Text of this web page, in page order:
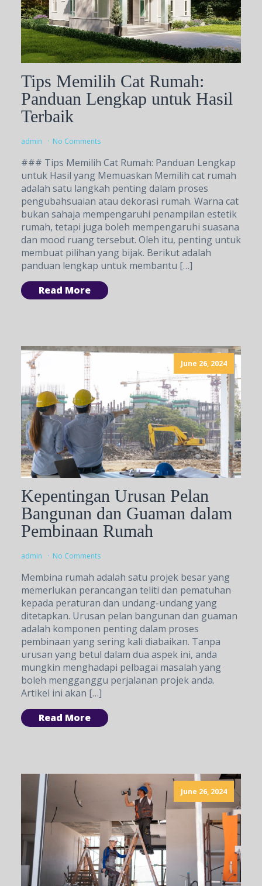
Tips Memilih Cat Rumah:
Panduan Lengkap untuk Hasil
Terbaik
admin No Comments
### Tips Memilih Cat Rumah: Panduan Lengkap
untuk Hasil yang Memuaskan Memilih cat rumah
adalah satu langkah penting dalam proses
pengubahsuaian atau dekorasi rumah. Warna cat
bukan sahaja mempengaruhi penampilan estetik
rumah, tetapi juga boleh mempengaruhi suasana
dan mood ruang tersebut. Oleh itu, penting untuk
membuat pilihan yang bijak. Berikut adalah
panduan lengkap untuk membantu […]
Read More
June 26, 2024
Kepentingan Urusan Pelan
Bangunan dan Guaman dalam
Pembinaan Rumah
admin No Comments
Membina rumah adalah satu projek besar yang
memerlukan perancangan teliti dan pematuhan
kepada peraturan dan undang-undang yang
ditetapkan. Urusan pelan bangunan dan guaman
adalah komponen penting dalam proses
pembinaan yang sering kali diabaikan. Tanpa
urusan yang betul dalam dua aspek ini, anda
mungkin menghadapi pelbagai masalah yang
boleh mengganggu perjalanan projek anda.
Artikel ini akan […]
Read More
June 26, 2024